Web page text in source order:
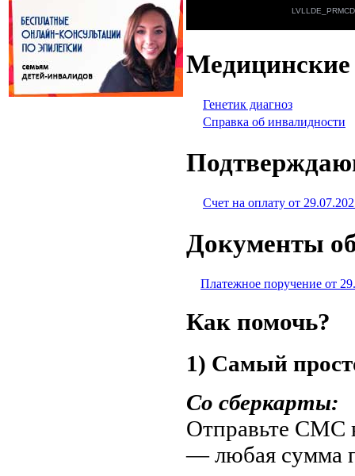
Генетик диагноз
Справка об инвалидности
Счет на оплату от
Документы
Платежное поручение от
Как помочь?
1) Самый
Со сберкарты:
Отправьте СМС
— любая сумма